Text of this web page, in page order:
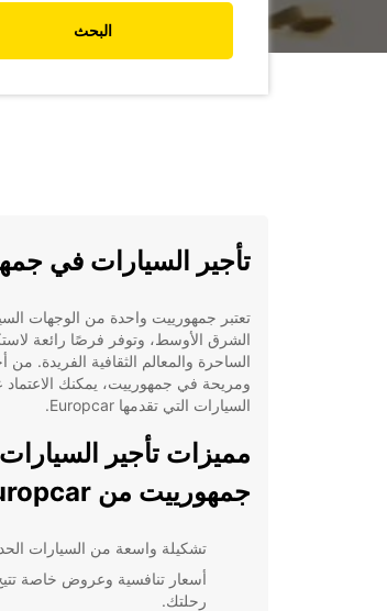
البحث
تأجير السيارات في
تعتبر جمهورييت واحدة من الوجهات
الشرق الأوسط، وتوفر فرصًا رائعة
الساحرة والمعالم الثقافية الفريدة.
ومريحة في جمهورييت، يمكنك
السيارات التي تقدمها Europcar.
مميزات تأجير
جمهورييت من Europcar
تشكيلة واسعة من السيارات
أسعار تنافسية وعروض خاصة تتيح
رحلتك.